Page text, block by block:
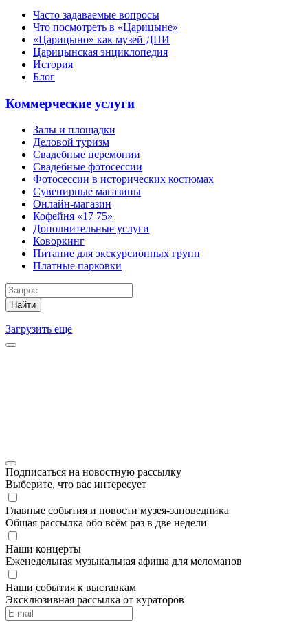
Часто задаваемые вопросы
Что посмотреть в «Царицыне»
«Царицыно» как музей ДПИ
Царицынская энциклопедия
История
Блог
Коммерческие услуги
Залы и площадки
Деловой туризм
Свадебные церемонии
Свадебные фотосессии
Фотосессии в исторических костюмах
Сувенирные магазины
Онлайн-магазин
Кофейня «17 75»
Дополнительные услуги
Коворкинг
Питание для экскурсионных групп
Платные парковки
Найти
Загрузить ещё
Подписаться на новостную рассылку
Выберите, что вас интересует
Главные события и новости музея-заповедника
Общая рассылка обо всём раз в две недели
Наши концерты
Еженедельная музыкальная афиша для меломанов
Наши события к выставкам
Эксклюзивная рассылка от кураторов